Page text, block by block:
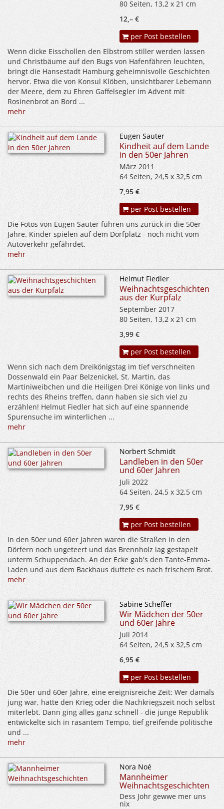
80 Seiten, 13,2 x 21 cm
12,– €
per Post bestellen
Wenn dicke Eisschollen den Elbstrom stiller werden lassen
und Christbäume auf den Bugs von Hafenfähren leuchten,
bringt die Hansestadt Hamburg geheimnisvolle Geschichten
hervor. Etwa die von Konsul Klöben, unsichtbarer Lebemann
der Meere, dem zu Ehren Gaffelsegler im Advent mit
Rosinenbrot an Bord ...
mehr
Eugen Sauter
Kindheit auf dem Lande
in den 50er Jahren
März 2011
64 Seiten, 24,5 x 32,5 cm
7,95 €
per Post bestellen
Die Fotos von Eugen Sauter führen uns zurück in die 50er
Jahre. Kinder spielen auf dem Dorfplatz - noch nicht vom
Autoverkehr gefährdet.
mehr
Helmut Fiedler
Weihnachtsgeschichten
aus der Kurpfalz
September 2017
80 Seiten, 13,2 x 21 cm
3,99 €
per Post bestellen
Wenn sich nach dem Dreikönigstag im tief verschneiten
Dossenwald ein Paar Belzenickel, St. Martin, das
Martiniweibchen und die Heiligen Drei Könige von links und
rechts des Rheins treffen, dann haben sie sich viel zu
erzählen! Helmut Fiedler hat sich auf eine spannende
Spurensuche im winterlichen ...
mehr
Norbert Schmidt
Landleben in den 50er
und 60er Jahren
Juli 2022
64 Seiten, 24,5 x 32,5 cm
7,95 €
per Post bestellen
In den 50er und 60er Jahren waren die Straßen in den
Dörfern noch ungeteert und das Brennholz lag gestapelt
unterm Schuppendach. An der Ecke gab's den Tante-Emma-
Laden und aus dem Backhaus duftete es nach frischem Brot.
mehr
Sabine Scheffer
Wir Mädchen der 50er
und 60er Jahre
Juli 2014
64 Seiten, 24,5 x 32,5 cm
6,95 €
per Post bestellen
Die 50er und 60er Jahre, eine ereignisreiche Zeit: Wer damals
jung war, hatte den Krieg oder die Nachkriegszeit noch selbst
miterlebt. Dann ging alles ganz schnell - die junge Republik
entwickelte sich in rasantem Tempo, tief greifende politische
und ...
mehr
Nora Noé
Mannheimer
Weihnachtsgeschichten
Dess Johr gewwe mer uns
nix